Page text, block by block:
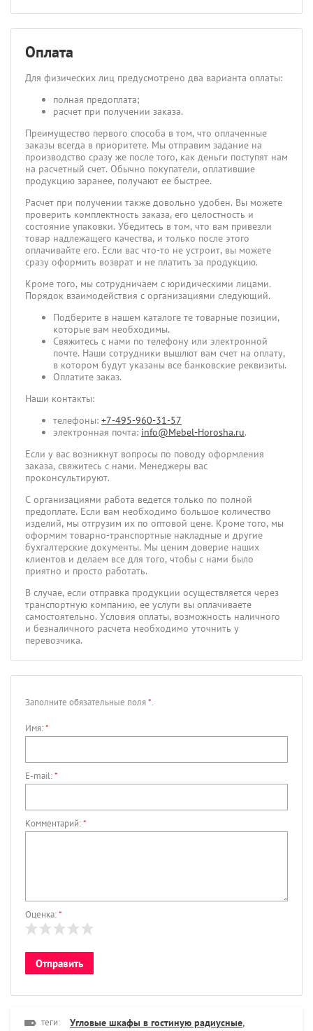
Оплата
Для физических лиц предусмотрено два варианта оплаты:
полная предоплата;
расчет при получении заказа.
Преимущество первого способа в том, что оплаченные
заказы всегда в приоритете. Мы отправим задание на
производство сразу же после того, как деньги поступят нам
на расчетный счет. Обычно покупатели, оплатившие
продукцию заранее, получают ее быстрее.
Расчет при получении также довольно удобен. Вы можете
проверить комплектность заказа, его целостность и
состояние упаковки. Убедитесь в том, что вам привезли
товар надлежащего качества, и только после этого
оплачивайте его. Если вас что-то не устроит, вы можете
сразу оформить возврат и не платить за продукцию.
Кроме того, мы сотрудничаем с юридическими лицами.
Порядок взаимодействия с организациями следующий.
Подберите в нашем каталоге те товарные позиции,
которые вам необходимы.
Свяжитесь с нами по телефону или электронной
почте. Наши сотрудники вышлют вам счет на оплату,
в котором будут указаны все банковские реквизиты.
Оплатите заказ.
Наши контакты:
телефоны: +7-495-960-31-57
электронная почта: info@Mebel-Horosha.ru.
Если у вас возникнут вопросы по поводу оформления
заказа, свяжитесь с нами. Менеджеры вас
проконсультируют.
С организациями работа ведется только по полной
предоплате. Если вам необходимо большое количество
изделий, мы отгрузим их по оптовой цене. Кроме того, мы
оформим товарно-транспортные накладные и другие
бухгалтерские документы. Мы ценим доверие наших
клиентов и делаем все для того, чтобы с нами было
приятно и просто работать.
В случае, если отправка продукции осуществляется через
транспортную компанию, ее услуги вы оплачиваете
самостоятельно. Условия оплаты, возможность наличного
и безналичного расчета необходимо уточнить у
перевозчика.
Заполните обязательные поля*.
Имя:*
E-mail:*
Комментарий:*
Оценка:*
теги: Угловые шкафы в гостиную радиусные,